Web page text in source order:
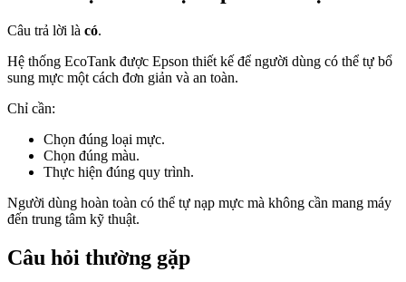
Câu trả lời là có.
Hệ thống EcoTank được Epson thiết kế để người dùng có thể tự bổ
sung mực một cách đơn giản và an toàn.
Chỉ cần:
Chọn đúng loại mực.
Chọn đúng màu.
Thực hiện đúng quy trình.
Người dùng hoàn toàn có thể tự nạp mực mà không cần mang máy
đến trung tâm kỹ thuật.
Câu hỏi thường gặp